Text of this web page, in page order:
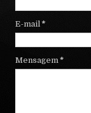
E-mail *
Mensagem*